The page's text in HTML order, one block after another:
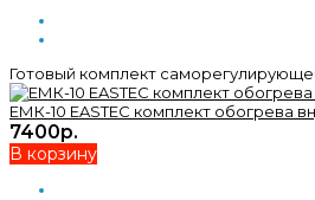
Готовый комплект
ЕМК-10 EASTEC комплект обогрева
7400р.
В корзину